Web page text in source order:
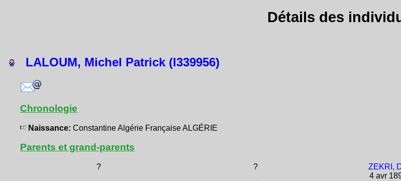
Détails des
LALOUM, Michel Patrick (I339956)
Chronologie
Naissance: Constantine Algérie Française ALGÉRIE
Parents et grand-parents
? ?
ZEKRI,
4 avr